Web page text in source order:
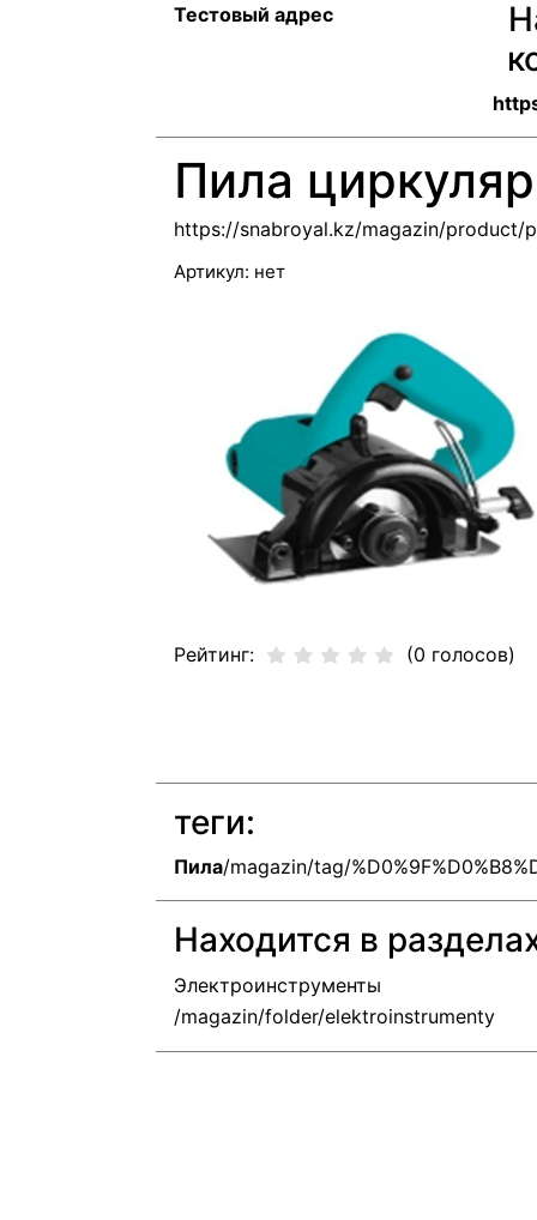
Тестовый адрес
Пила
https://snabroyal.kz/magazin/product/
Артикул: нет
Рейтинг: (0 голосов)
теги:
Пила/magazin/tag/
Находится в
Электроинструменты